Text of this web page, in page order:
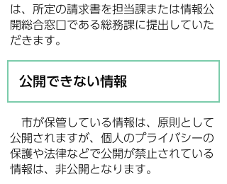
は、所定の請求書を担当課または情報公
開総合窓口である総務課に提出していた
だきます。
公開できない情報
市が保管している情報は、原則として
公開されますが、個人のプライバシーの
保護や法律などで公開が禁止されている
情報は、非公開となります。